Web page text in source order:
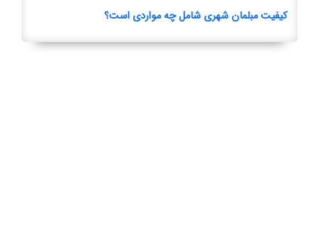
کیفیت مبلمان شهری شامل چه مواردی است؟